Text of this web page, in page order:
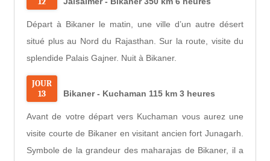
Départ à Bikaner le matin, une ville d’un autre désert
situé plus au Nord du Rajasthan. Sur la route, visite du
splendide Palais Gajner. Nuit à Bikaner.
JOUR
13
Bikaner - Kuchaman 115 km 3 heures
Avant de votre départ vers Kuchaman vous aurez une
visite courte de Bikaner en visitant ancien fort Junagarh.
Symbole de la grandeur des maharajas de Bikaner, il a